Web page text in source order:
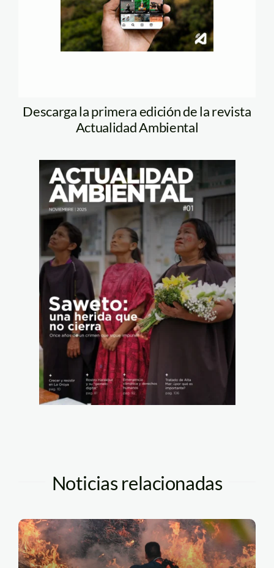
Descarga la primera edición de la revista
Actualidad Ambiental
Noticias relacionadas